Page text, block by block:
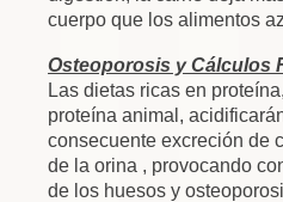
cuerpo que los alimentos
Osteoporosis y Cálculos
Las dietas ricas en
proteína animal,
consecuente excreción de
de la orina , provocando
de los huesos y